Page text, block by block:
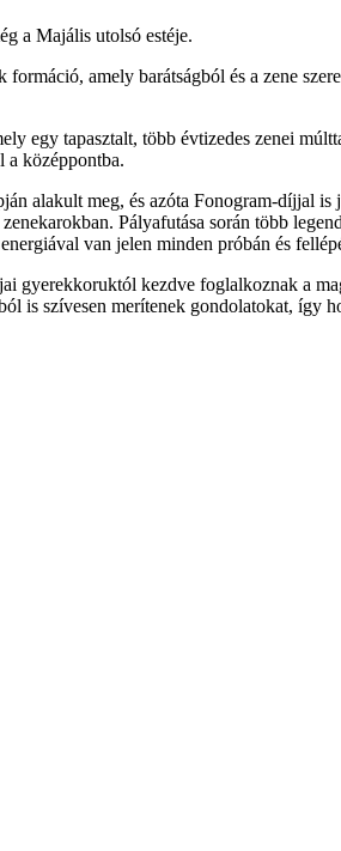
a Majális utolsó estéje.
amely barátságból és a zene
egy tapasztalt, több évtizedes zenei
a középpontba.
alakult meg, és azóta Fonogram-díjjal
Pályafutása során több
van jelen minden próbán és
gyerekkoruktól kezdve foglalkoznak a
is szívesen merítenek gondolatokat, így